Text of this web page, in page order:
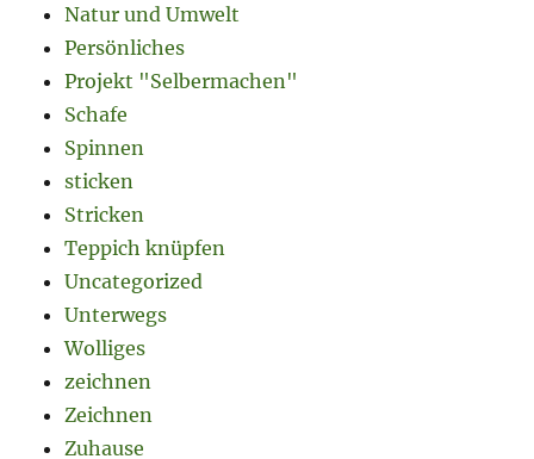
Natur und Umwelt
Persönliches
Projekt "Selbermachen"
Schafe
Spinnen
sticken
Stricken
Teppich knüpfen
Uncategorized
Unterwegs
Wolliges
zeichnen
Zeichnen
Zuhause